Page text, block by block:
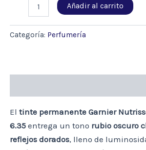
INTENSA
cantidad
Añadir al carrito
Categoría: Perfumería
El tinte permanente Garnier
6.35 entrega un tono rubio oscuro
reflejos dorados, lleno de